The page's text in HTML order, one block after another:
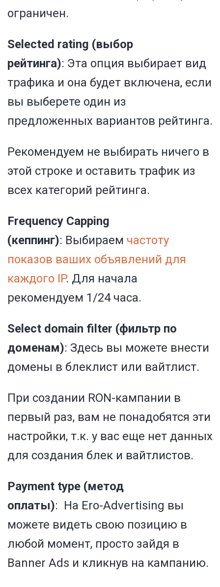
ограничен.
Selected rating (выбор
рейтинга): Эта опция выбирает вид
трафика и она будет включена, если
вы выберете один из
предложенных вариантов рейтинга.
Рекомендуем не выбирать ничего в
этой строке и оставить трафик из
всех категорий рейтинга.
Frequency Capping
(кеппинг): Выбираем частоту
показов ваших объявлений для
каждого IP. Для начала
рекомендуем 1/24 часа.
Select domain filter (фильтр по
доменам): Здесь вы можете внести
домены в блеклист или вайтлист.
При создании RON-кампании в
первый раз, вам не понадобятся эти
настройки, т.к. у вас еще нет данных
для создания блек и вайтлистов.
Payment type (метод
оплаты): На Ero-Advertising вы
можете видеть свою позицию в
любой момент, просто зайдя в
Banner Ads и кликнув на кампанию.